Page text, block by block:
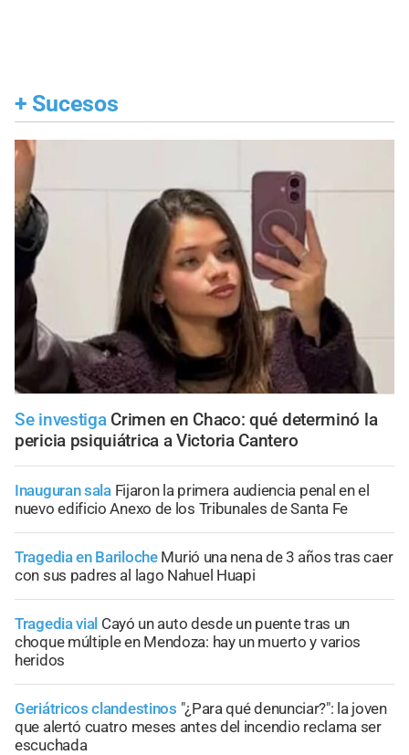
+ Sucesos
Se investiga Crimen en Chaco: qué determinó la
pericia psiquiátrica a Victoria Cantero
Inauguran sala Fijaron la primera audiencia penal en el
nuevo edificio Anexo de los Tribunales de Santa Fe
Tragedia en Bariloche Murió una nena de 3 años tras caer
con sus padres al lago Nahuel Huapi
Tragedia vial Cayó un auto desde un puente tras un
choque múltiple en Mendoza: hay un muerto y varios
heridos
Geriátricos clandestinos "¿Para qué denunciar?": la joven
que alertó cuatro meses antes del incendio reclama ser
escuchada